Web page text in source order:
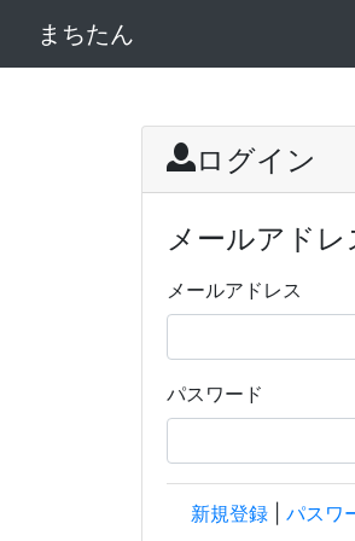
まちたん
ログイン
メールアドレ
メールアドレス
パスワード
新規登録 パスワ